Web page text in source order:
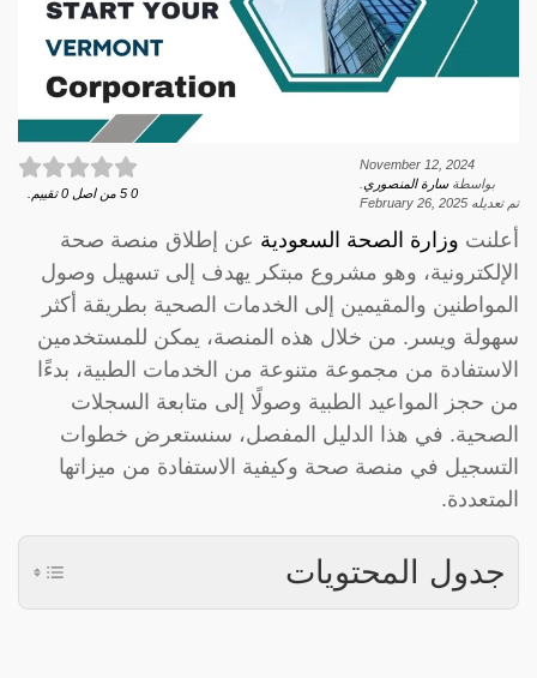
November 12, 2024
بواسطةسارة المنصوري
تم تعديله February 26, 2025
0
5 من اصل 0 تقييم.
أعلنت وزارة الصحة السعودية عن إطلاق منصة صحة
الإلكترونية، وهو مشروع مبتكر يهدف إلى تسهيل وصول
المواطنين والمقيمين إلى الخدمات الصحية بطريقة أكثر
سهولة ويسر. من خلال هذه المنصة، يمكن للمستخدمين
الاستفادة من مجموعة متنوعة من الخدمات الطبية، بدءًا
من حجز المواعيد الطبية وصولًا إلى متابعة السجلات
الصحية. في هذا الدليل المفصل، سنستعرض خطوات
التسجيل في منصة صحة وكيفية الاستفادة من ميزاتها
المتعددة.
جدول المحتويات